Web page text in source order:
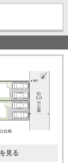
見る